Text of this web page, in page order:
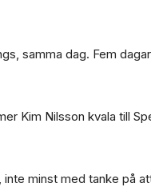
samma dag. Fem
Kim Nilsson kvala till
minst med tanke på